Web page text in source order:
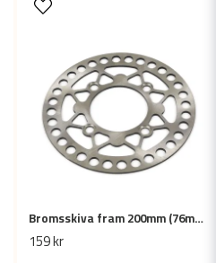
Bromsskiva fram 200mm (76mm)
159 kr